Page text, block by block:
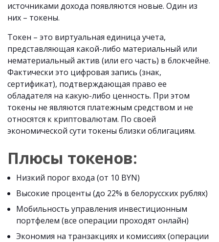
источниками дохода появляются новые. Один из
них – токены.
Токен – это виртуальная единица учета,
представляющая какой-либо материальный или
нематериальный актив (или его часть) в блокчейне.
Фактически это цифровая запись (знак,
сертификат), подтверждающая право ее
обладателя на какую-либо ценность. При этом
токены не являются платежным средством и не
относятся к криптовалютам. По своей
экономической сути токены близки облигациям.
Плюсы токенов:
Низкий порог входа (от 10 BYN)
Высокие проценты (до 22% в белорусских рублях)
Мобильность управления инвестиционным
портфелем (все операции проходят онлайн)
Экономия на транзакциях и комиссиях (операции